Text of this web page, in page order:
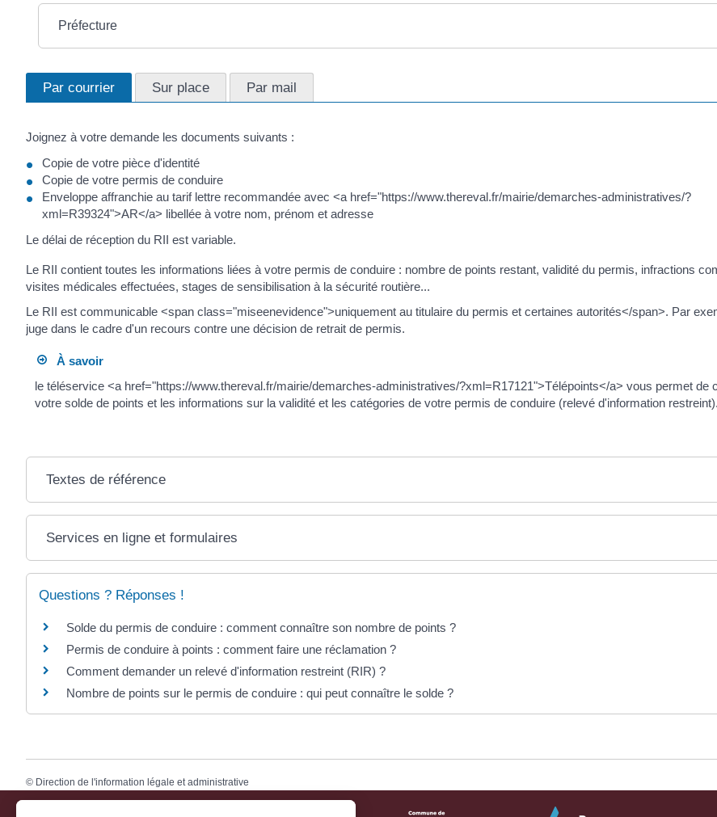
Préfecture
Par courrier Sur place Par mail
Joignez à votre demande les documents suivants :
Copie de votre pièce d'identité
Copie de votre permis de conduire
Enveloppe affranchie au tarif lettre recommandée avec <a href="https://www.thereval.fr/mairie/demarches-administratives/?
xml=R39324">AR</a> libellée à votre nom, prénom et adresse
Le délai de réception du RII est variable.
Le RII contient toutes les informations liées à votre permis de conduire : nombre de points restant, validité du permis, infractions
visites médicales effectuées, stages de sensibilisation à la sécurité routière...
Le RII est communicable <span class="miseenevidence">uniquement au titulaire du permis et certaines autorités</span>. Par
juge dans le cadre d'un recours contre une décision de retrait de permis.
À savoir
le téléservice <a href="https://www.thereval.fr/mairie/demarches-administratives/?xml=R17121">Télépoints</a> vous permet de
votre solde de points et les informations sur la validité et les catégories de votre permis de conduire (relevé d'information restreint).
Textes de référence
Services en ligne et formulaires
Questions ? Réponses !
Solde du permis de conduire : comment connaître son nombre de points ?
Permis de conduire à points : comment faire une réclamation ?
Comment demander un relevé d'information restreint (RIR) ?
Nombre de points sur le permis de conduire : qui peut connaître le solde ?
© Direction de l'information légale et administrative